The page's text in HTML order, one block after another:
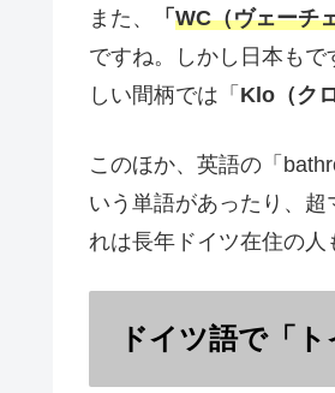
また、 「 WC（ヴェーチ
ですね。しかし日本も
しい間柄では「 Klo（ク
このほか、英語の「
いう単語があったり、超
れは長年ドイツ在住の人
ドイツ語で「